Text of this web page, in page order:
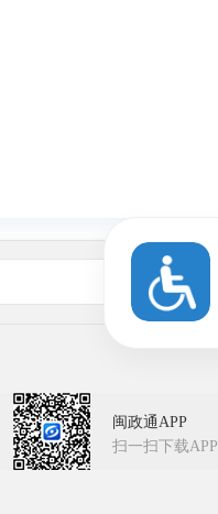
闽政通APP
扫一扫下载APP